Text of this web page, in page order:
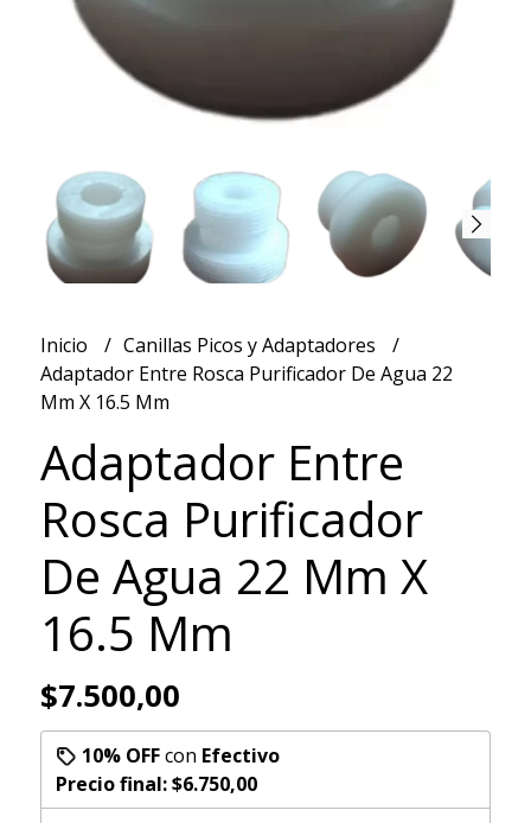
Inicio
Canillas Picos y Adaptadores
Adaptador Entre Rosca Purificador De Agua 22
Mm X 16.5 Mm
Adaptador Entre
Rosca Purificador
De Agua 22 Mm X
16.5 Mm
$7.500,00
10% OFFcon Efectivo
Precio final:$6.750,00